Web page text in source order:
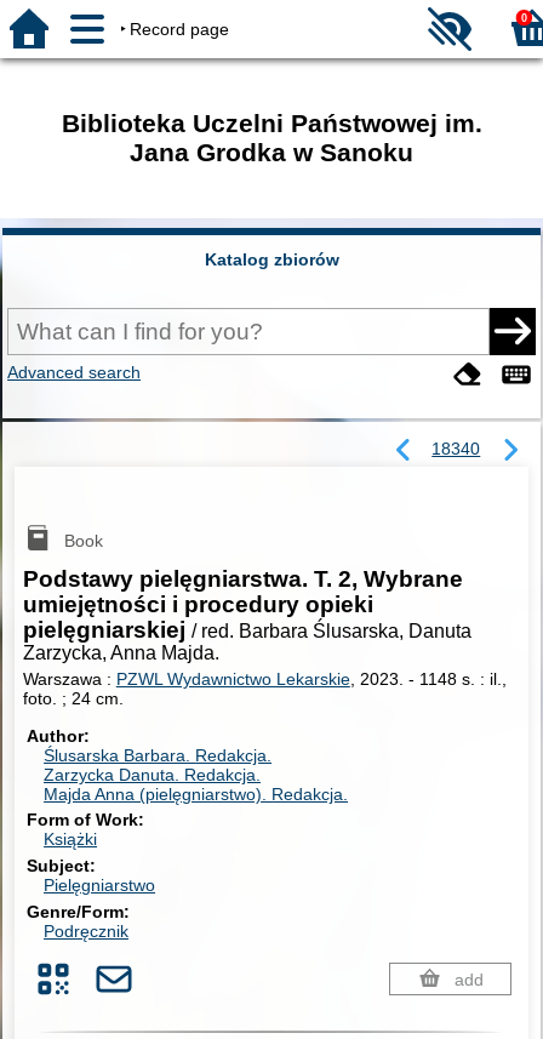
Record page
0
Biblioteka Uczelni Państwowej im.
Jana Grodka w Sanoku
Katalog zbiorów
Advanced search
18340
Book
Podstawy pielęgniarstwa. T. 2, Wybrane
umiejętności i procedury opieki
pielęgniarskiej / red. Barbara Ślusarska, Danuta
Zarzycka, Anna Majda.
Warszawa : PZWL Wydawnictwo Lekarskie, 2023. - 1148 s. : il.,
foto. ; 24 cm.
Author
Ślusarska Barbara. Redakcja.
Zarzycka Danuta. Redakcja.
Majda Anna (pielęgniarstwo). Redakcja.
Form of Work
Książki
Subject
Pielęgniarstwo
Genre/Form
Podręcznik
add